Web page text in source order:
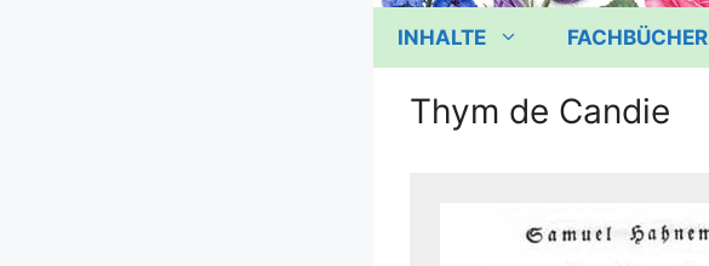
INHALTE FACHBÜCHER
Thym de Candie